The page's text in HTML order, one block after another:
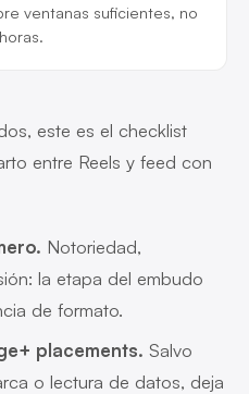
ventanas suficientes, no
este es el checklist
entre Reels y feed con
Notoriedad,
la etapa del embudo
de formato.
placements. Salvo
o lectura de datos, deja